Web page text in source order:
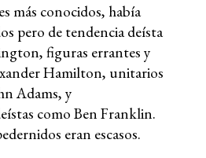
más conocidos, había
pero de tendencia deísta
figuras errantes y
Hamilton, unitarios
Adams, y
como Ben Franklin.
eran escasos.